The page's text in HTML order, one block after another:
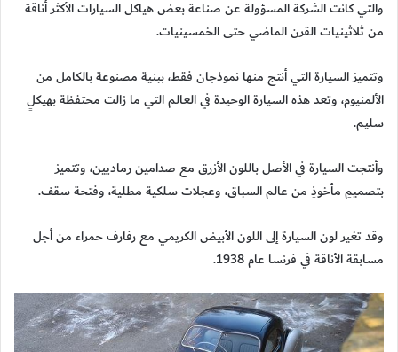
والتي كانت الشركة المسؤولة عن صناعة بعض هياكل السيارات الأكثر أناقة
من ثلاثينيات القرن الماضي حتى الخمسينيات.
وتتميز السيارة التي أنتج منها نموذجان فقط، ببنية مصنوعة بالكامل من
الألمنيوم، وتعد هذه السيارة الوحيدة في العالم التي ما زالت محتفظة بهيكلٍ
سليم.
وأنتجت السيارة في الأصل باللون الأزرق مع صدامين رماديين، وتتميز
بتصميمٍ مأخوذٍ من عالم السباق، وعجلات سلكية مطلية، وفتحة سقف.
وقد تغير لون السيارة إلى اللون الأبيض الكريمي مع رفارف حمراء من أجل
مسابقة الأناقة في فرنسا عام 1938.